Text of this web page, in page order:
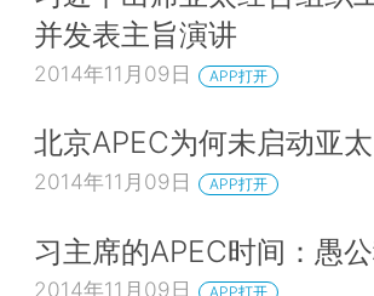
并发表主旨演讲
2014年11月09日 APP打开
北京APEC为何未启动亚
2014年11月09日 APP打开
习主席的APEC时间：愚
2014年11月09日 APP打开